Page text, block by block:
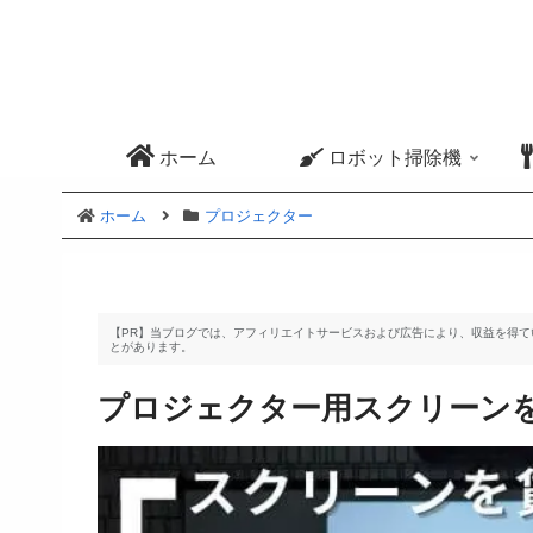
ホーム ロボット掃除機
ホーム プロジェクター
【PR】当ブログでは、アフィリエイトサービスおよび広告により、収益を
とがあります。
プロジェクター用スクリーン